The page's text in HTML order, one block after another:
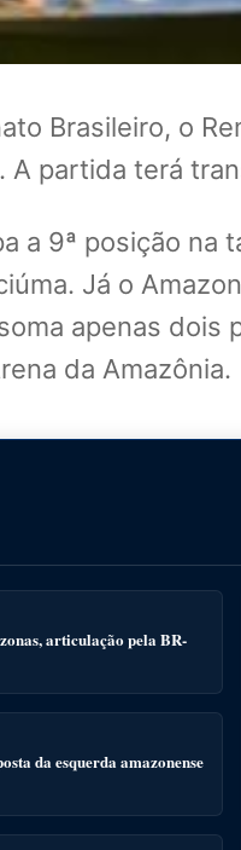
Brasileiro, o
A partida terá
a 9ª posição
Já o
apenas dois
da Amazônia.
articulação pela BR-
da esquerda amazonense